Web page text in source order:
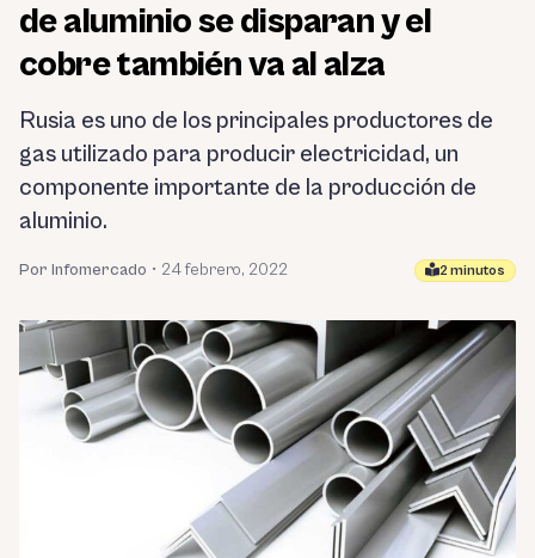
de aluminio se disparan y el
cobre también va al alza
Rusia es uno de los principales productores de
gas utilizado para producir electricidad, un
componente importante de la producción de
aluminio.
Por Infomercado • 24 febrero, 2022 2 minutos